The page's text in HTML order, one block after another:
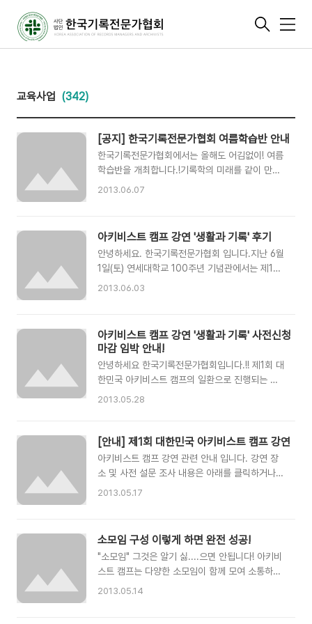
메
교육사업 (342)
[공지] 한국기록전문가협회 여름학습반 안내
한국기록전문가협회에서는 올해도 어김없이! 여름
학습반을 개최합니다.!기록학의 미래를 같이 만들
어 나갈 여러분의 참여를 기다립니다.❏ 대상:
시)❏ 장소: 모집 안내문 참조 ❏ 참가비 정회원:
50,000원비회원: 70,000원 ❏ 참가신청(클릭)
# 학습반에 대한 자세한 사항은 아래 첨부 파일을
참고하세요~!
2013.06.07
아키비스트 캠프 강연 '생활과 기록' 후기
안녕하세요. 한국기록전문가협회 입니다.지난 6월
1일(토) 연세대학교 100주년 기념관에서는 제1회
대한민국 아키비스트 캠프의 일환으로 '생활과 기
구소장) 선생님께서 제1강을 함께 하셨구요, 제2
강연은 "아키비스트와 IT"라는 주제로 성태제(진
미텍) 선생님, 임종철(한국문헌정보기술)선생님,
원종관(민주화운동기념사업회) 선생님께서 대담
형식으로 함께하셨습니다. 특히 이번 강연은 사전
2013.06.03
아키비스트 캠프 강연 '생활과 기록' 사전신청
마감 임박 안내!
안녕하세요 한국기록전문가협회입니다.!! 제1회 대
한민국 아키비스트 캠프의 일환으로 진행되는 강
연 '생활과 기록'의 사전 신청이 마감될 예정입니
주십시오. 현재(5월 28일)까지 약 50분이 참가
신청을 해 주셨습니다. 기존의 복잡하고 어렵게만
느껴왔던 기록관리를 새로운 관점에서 보고자 하
신청을 통해 강연자에게 궁금한 점을 미리 질문하
궁금하시면 아래를 '여기를 클릭!' 하셔서 참고하시
고, 참가 신청은 '요기를 클릭!'하셔서 함께 해 주세
요^^ 강연에 대한 정..
2013.05.28
[안내] 제1회 대한민국 아키비스트 캠프 강연
아키비스트 캠프 강연 관련 안내 입니다. 강연 장
소 및 사전 설문 조사 내용은 아래를 클릭하거나
QR코드를 확인하세요
2013.05.17
소모임 구성 이렇게 하면 완전 성공!
"소모임" 그것은 알기 싫....으면 안됩니다! 아키비
스트 캠프는 다양한 소모임이 함께 모여 소통하는
공간입니다. 그렇다면 당연히 소모임이 먼저 구성
2013.05.14